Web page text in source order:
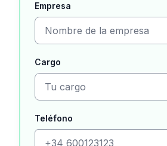
Empresa
Cargo
Teléfono